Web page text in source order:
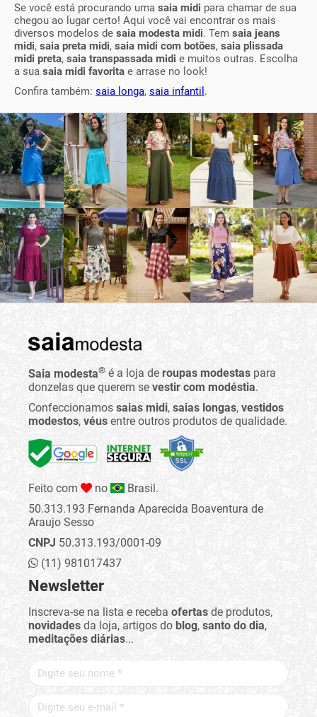
Se você está procurando uma saia midi para chamar de sua
chegou ao lugar certo! Aqui você vai encontrar os mais
diversos modelos de saia modesta midi. Tem saia jeans
midi, saia preta midi, saia midi com botões, saia plissada
midi preta, saia transpassada midi e muitos outras. Escolha
a sua saia midi favorita e arrase no look!
Confira também: saia longa, saia infantil .
Saia modesta® é a loja de roupas modestas para
donzelas que querem se vestir com modéstia.
Confeccionamos saias midi, saias longas, vestidos
modestos, véus entre outros produtos de qualidade.
Feito com no
Brasil.
50.313.193 Fernanda Aparecida Boaventura de
Araujo Sesso
CNPJ50.313.193/0001-09
(11) 981017437
Newsletter
Inscreva-se na lista e receba ofertas de produtos,
novidades da loja, artigos do blog, santo do dia,
meditações diárias...